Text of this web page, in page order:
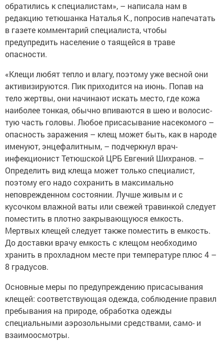
обратились к специалистам», – написала нам в
редакцию тетюшанка Наталья К., попросив напечатать
в газете комментарий специа­листа, чтобы
предупредить население о таящейся в траве
опасности.
«Клещи любят тепло и влагу, поэтому уже весной они
активизируются. Пик приходится на июнь. Попав на
тело жертвы, они начинают искать место, где кожа
наиболее тонкая, обычно впиваются в шею и волосис­
тую часть головы. Любое присасывание насекомого –
опасность заражения – клещ может быть, как в народе
именуют, энцефалитным, – подчеркнул врач-
инфекционист Тетюшской ЦРБ Евгений Шихранов. –
Определить вид клеща может только специалист,
поэтому его надо сохранить в максимально
неповрежденном состоянии. Лучше живым и с
кусочком влажной ваты или свежей травинкой следует
поместить в плотно закрывающуюся емкость.
Мертвых клещей следует также поместить в емкость.
До доставки врачу емкость с клещом необходимо
хранить в прохладном месте при температуре плюс 4 –
8 градусов.
Основные меры по предупреждению присасывания
клещей: соответствующая одежда, соблюдение правил
пребывания на природе, обработка одежды
специальными аэрозольными средствами, само- и
взаимо­осмотры.